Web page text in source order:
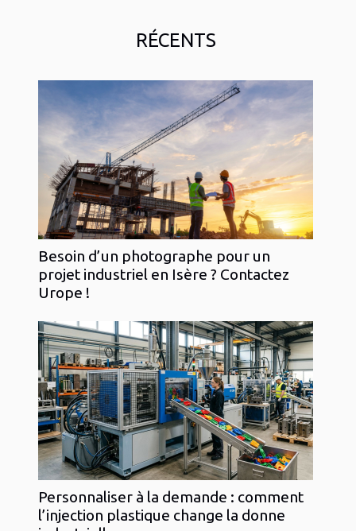
RÉCENTS
Besoin d’un photographe pour un
projet industriel en Isère ? Contactez
Urope !
Personnaliser à la demande : comment
l’injection plastique change la donne